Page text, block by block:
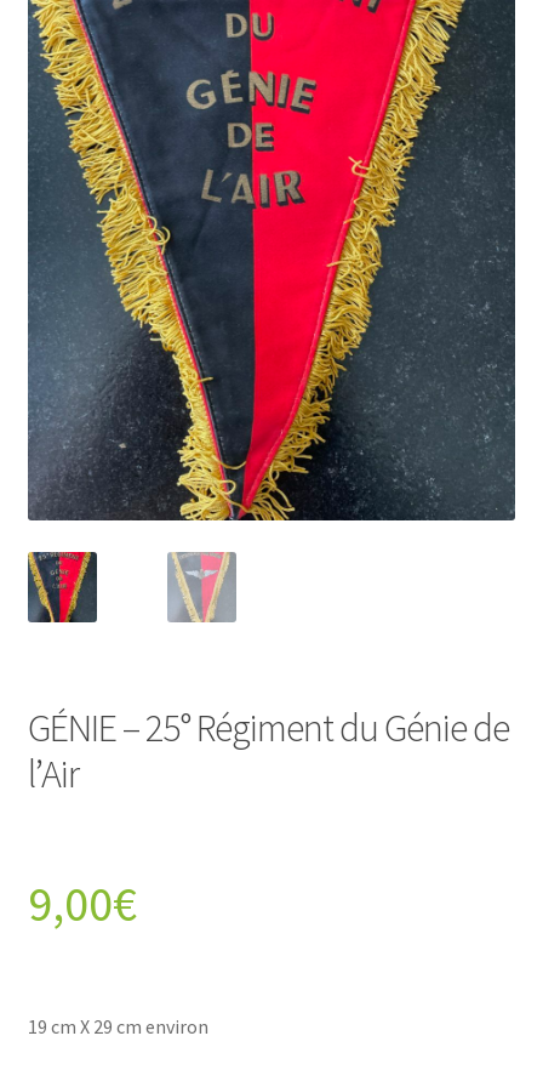
GÉNIE – 25° Régiment du Génie de
l’Air
9,00€
19 cm X 29 cm environ